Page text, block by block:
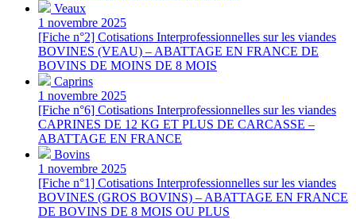
Veaux
1 novembre 2025
[Fiche n°2] Cotisations Interprofessionnelles sur les viandes
BOVINES (VEAU) – ABATTAGE EN FRANCE DE
BOVINS DE MOINS DE 8 MOIS
Caprins
1 novembre 2025
[Fiche n°6] Cotisations Interprofessionnelles sur les viandes
CAPRINES DE 12 KG ET PLUS DE CARCASSE –
ABATTAGE EN FRANCE
Bovins
1 novembre 2025
[Fiche n°1] Cotisations Interprofessionnelles sur les viandes
BOVINES (GROS BOVINS) – ABATTAGE EN FRANCE
DE BOVINS DE 8 MOIS OU PLUS